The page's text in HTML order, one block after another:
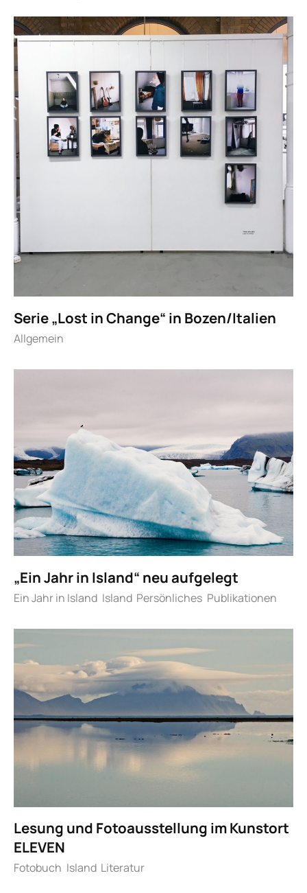
Serie „Lost in Change“ in Bozen/Italien
Allgemein
„Ein Jahr in Island“ neu aufgelegt
Ein Jahr in Island Island Persönliches Publikationen
Lesung und Fotoausstellung im Kunstort
ELEVEN
Fotobuch Island Literatur